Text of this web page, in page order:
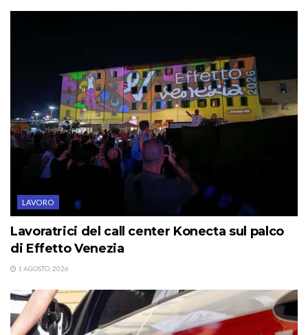
LAVORO
Lavoratrici del call center Konecta sul palco
di Effetto Venezia
1 AGOSTO, 2026